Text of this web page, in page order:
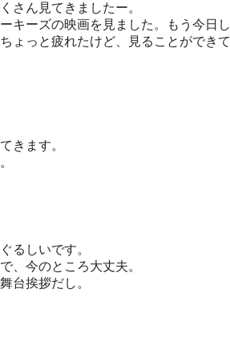
さん見てきましたー。
キーズの映画を見ました。もう今日
ょっと疲れたけど、見ることができ
きます。
るしいです。
、今のところ大丈夫。
台挨拶だし。